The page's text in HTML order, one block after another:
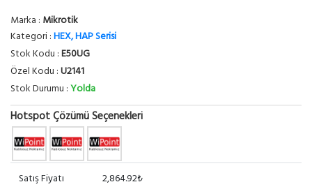
Marka : Mikrotik
Kategori :HEX, HAP Serisi
Stok Kodu :E50UG
Özel Kodu :U2141
Stok Durumu :Yolda
Hotspot Çözümü Seçenekleri
Satış Fiyatı 2,864.92₺